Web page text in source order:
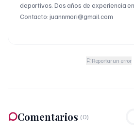
deportivos. Dos años de experiencia en
Contacto: juannmori@gmail.com
Reportar un error
Comentarios (0)